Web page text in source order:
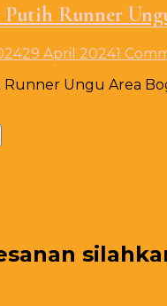
Putih Runner
29 April 20241
Ungu Area